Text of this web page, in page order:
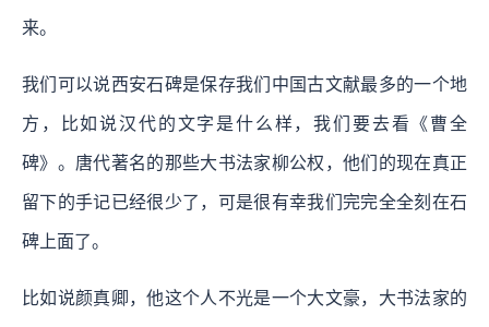
来。
我们可以说西安石碑是保存我们中国古文献最多的一个地
方，比如说汉代的文字是什么样，我们要去看《曹全
碑》。唐代著名的那些大书法家柳公权，他们的现在真正
留下的手记已经很少了，可是很有幸我们完完全全刻在石
碑上面了。
比如说颜真卿，他这个人不光是一个大文豪，大书法家的